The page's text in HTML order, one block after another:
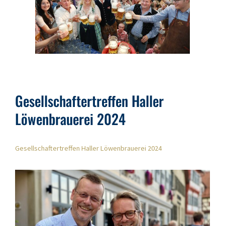
Gesellschaftertreffen Haller
Löwenbrauerei 2024
Gesellschaftertreffen Haller Löwenbrauerei 2024